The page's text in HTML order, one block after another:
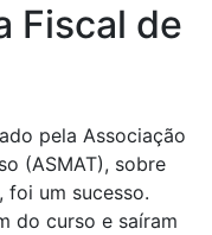
Fiscal de
pela Associação
(ASMAT), sobre
foi um sucesso.
do curso e saíram